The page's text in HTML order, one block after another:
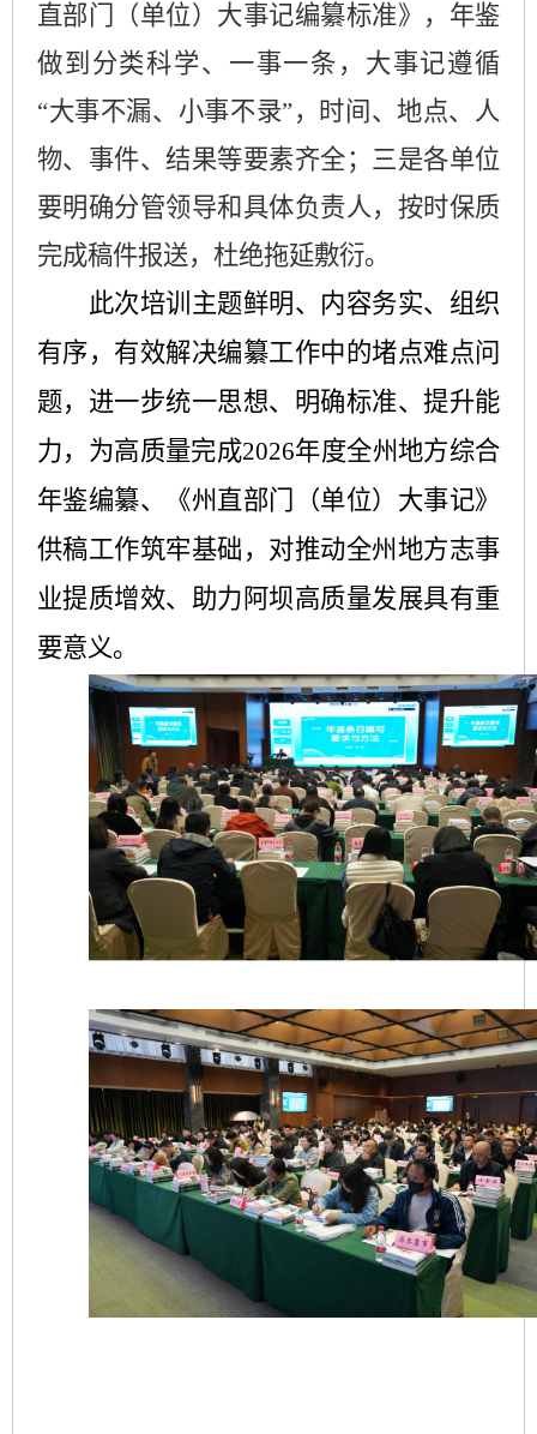
直部门（单位）大事记编纂标准》，年鉴
做到分类科学、一事一条，大事记遵循
“大事不漏、小事不录”，时间、地点、人
物、事件、结果等要素齐全； 三是各单位
要明确分管领导和具体负责人，按时保质
完成稿件报送，杜绝拖延敷衍。
此次培训主题鲜明、内容务实、组织
有序，有效解决编纂工作中的堵点难点问
题，进一步统一思想、明确标准、提升能
力，为高质量完成2026年度全州地方综合
年鉴编纂、《州直部门（单位）大事记》
供稿工作筑牢基础，对推动全州地方志事
业提质增效、助力阿坝高质量发展具有重
要意义。